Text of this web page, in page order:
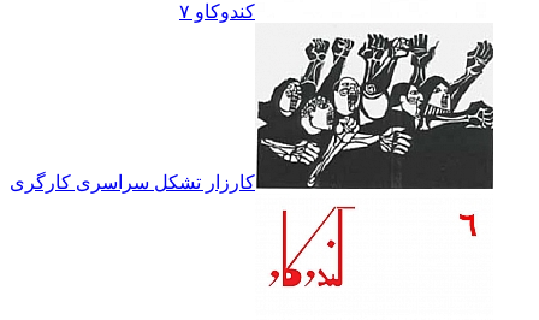
کندوکاو ۷
کارزار تشکل سراسرى کارگرى